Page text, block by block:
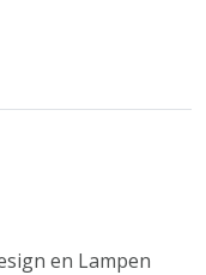
en Lampen